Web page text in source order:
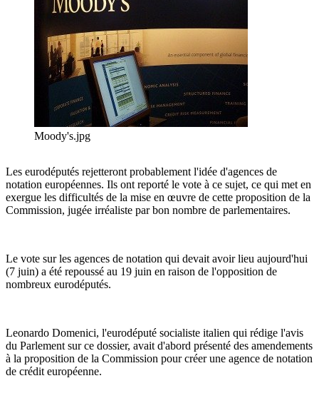
Moody's.jpg
Les eurodéputés rejetteront probablement l'idée d'agences de
notation européennes. Ils ont reporté le vote à ce sujet, ce qui met en
exergue les difficultés de la mise en œuvre de cette proposition de la
Commission, jugée irréaliste par bon nombre de parlementaires.
Le vote sur les agences de notation qui devait avoir lieu aujourd'hui
(7 juin) a été repoussé au 19 juin en raison de l'opposition de
nombreux eurodéputés.
Leonardo Domenici, l'eurodéputé socialiste italien qui rédige l'avis
du Parlement sur ce dossier, avait d'abord présenté des amendements
à la proposition de la Commission pour créer une agence de notation
de crédit européenne.